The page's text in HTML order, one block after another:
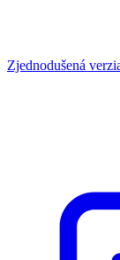
Zjednodušená